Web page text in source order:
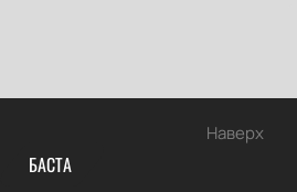
Наверх
БАСТА